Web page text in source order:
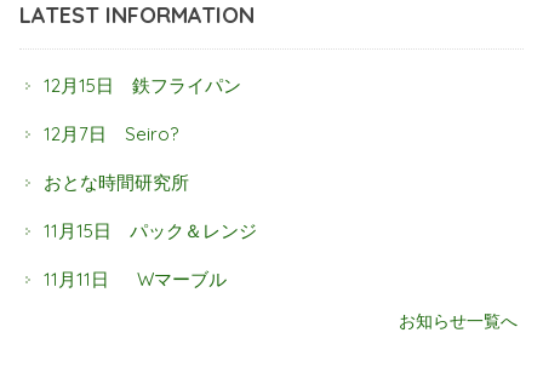
LATEST INFORMATION
12月15日 鉄フライパン
12月7日 Seiro?
おとな時間研究所
11月15日 パック＆レンジ
11月11日 Wマーブル
お知らせ一覧へ